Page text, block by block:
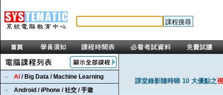
AI / Big Data / Machine Learning
Android / iPhone / 社交 / 手遊
課堂錄影隨時睇 10 大優點之